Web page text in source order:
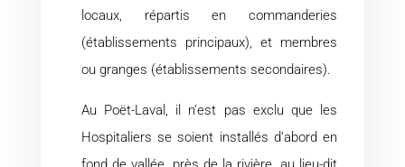
locaux, répartis en commanderies
(établissements principaux), et membres
ou granges (établissements secondaires).
Au Poët-Laval, il n’est pas exclu que les
Hospitaliers se soient installés d’abord en